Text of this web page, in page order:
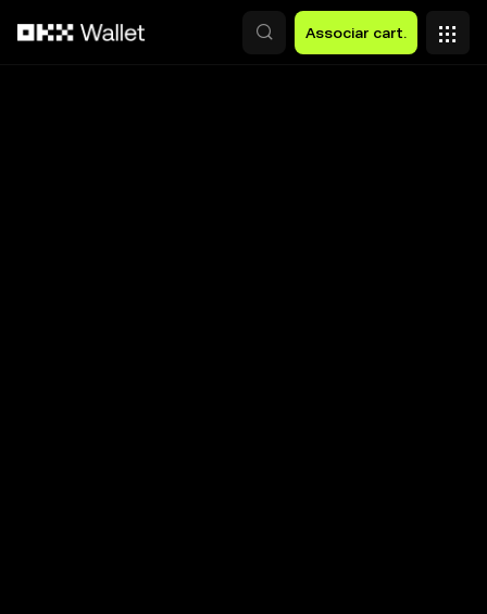
Associar cart.